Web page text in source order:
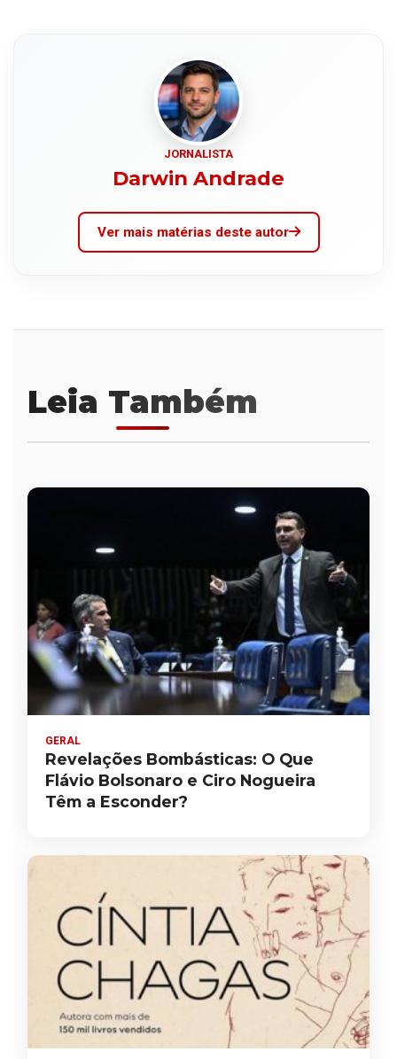
JORNALISTA
Darwin Andrade
Ver mais matérias deste autor
Leia Também
GERAL
Revelações Bombásticas: O Que
Flávio Bolsonaro e Ciro Nogueira
Têm a Esconder?